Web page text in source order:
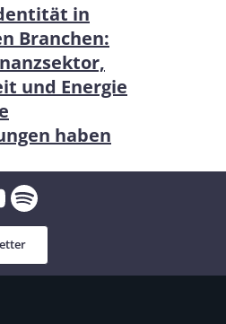
in
Branchen:
und Energie
haben
Spotify